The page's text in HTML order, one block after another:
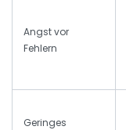
Angst vor
Fehlern
Geringes